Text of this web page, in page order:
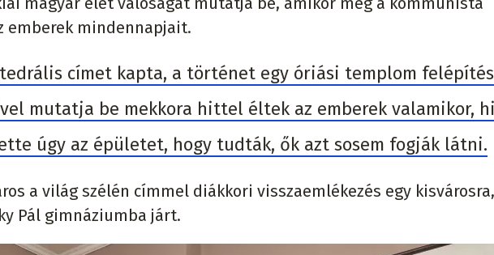
emberek mindennapjait.
címet kapta, a történet egy óriási templom
mutatja be mekkora hittel éltek az emberek valamikor,
úgy az épületet, hogy tudták, ők azt sosem fogják látni.
a világ szélén címmel diákkori visszaemlékezés egy kisvárosra,
Pál gimnáziumba járt.